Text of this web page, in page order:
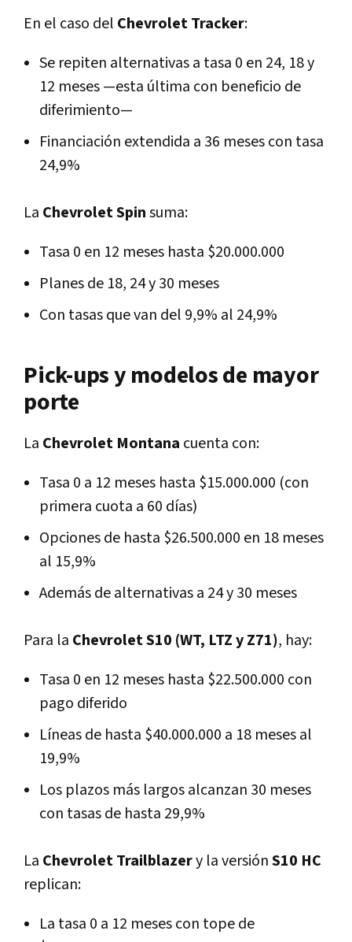
En el caso del Chevrolet Tracker:
Se repiten alternativas a tasa 0 en 24, 18 y
12 meses —esta última con beneficio de
diferimiento—
Financiación extendida a 36 meses con tasa
24,9%
La Chevrolet Spinsuma:
Tasa 0 en 12 meses hasta $20.000.000
Planes de 18, 24 y 30 meses
Con tasas que van del 9,9% al 24,9%
Pick-ups y modelos de mayor
porte
La Chevrolet Montana cuenta con:
Tasa 0 a 12 meses hasta $15.000.000 (con
primera cuota a 60 días)
Opciones de hasta $26.500.000 en 18 meses
al 15,9%
Además de alternativas a 24 y 30 meses
Para la Chevrolet S10 (WT, LTZ y Z71), hay:
Tasa 0 en 12 meses hasta $22.500.000 con
pago diferido
Líneas de hasta $40.000.000 a 18 meses al
19,9%
Los plazos más largos alcanzan 30 meses
con tasas de hasta 29,9%
La Chevrolet Trailblazery la versiónS10 HC
replican:
La tasa 0 a 12 meses con tope de